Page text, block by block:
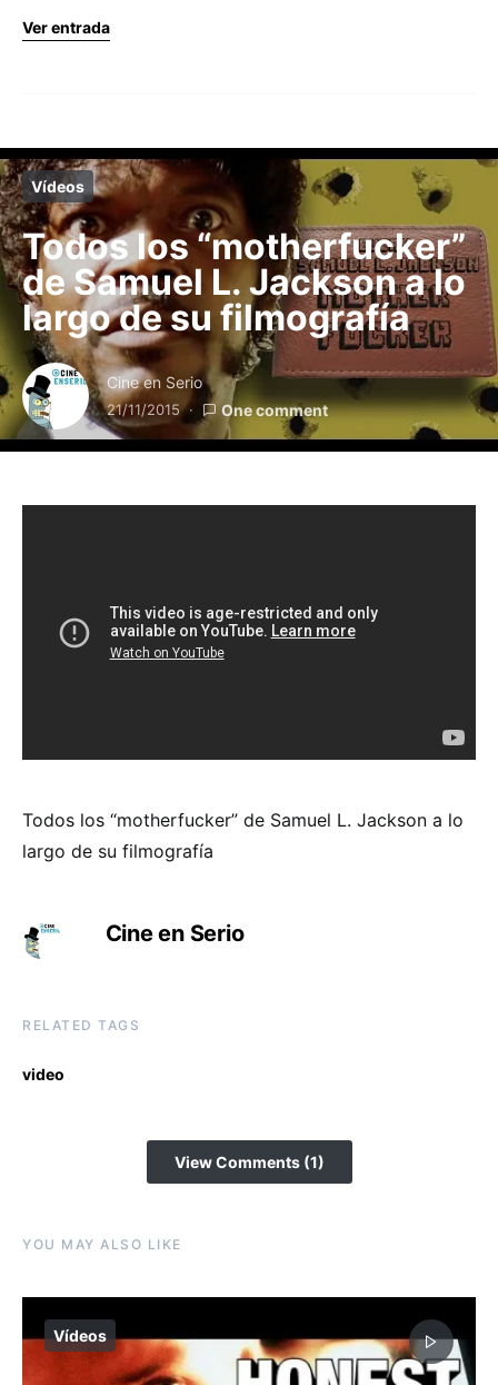
Ver entrada
Vídeos
Todos los “motherfucker”
de Samuel L. Jackson a lo
largo de su filmografía
Cine en Serio
21/11/2015 One comment
Todos los “motherfucker” de Samuel L. Jackson a lo
largo de su filmografía
Cine en Serio
RELATED TAGS
video
View Comments (1)
YOU MAY ALSO LIKE
Vídeos